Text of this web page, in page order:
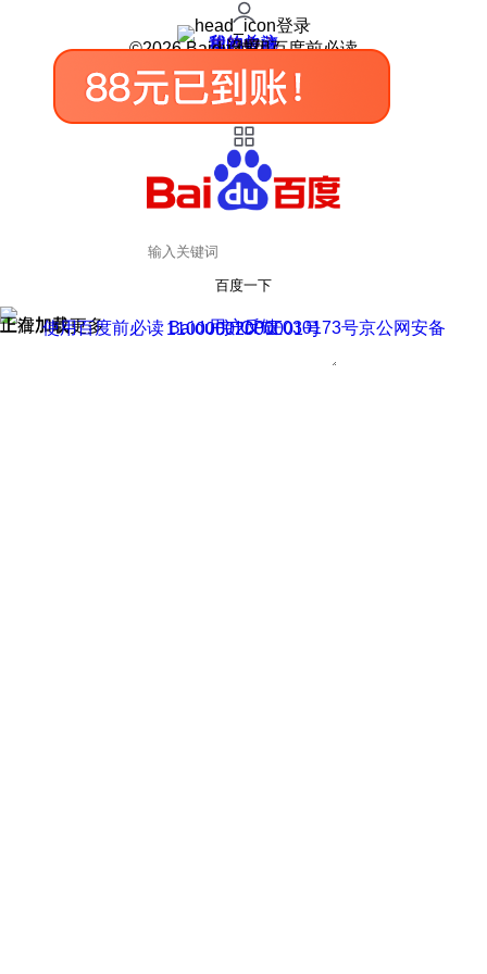
登录
我的关注
我的收藏
皮肤中心
用户反馈
设置
©2026 Baidu 使用百度前必读
百度一下
正在加载
上滑加载更多 用户反馈
使用百度前必读 Baidu 京ICP证030173号
京公网安备11000002000001号